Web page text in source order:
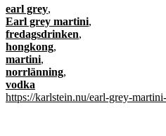
earl grey,
Earl grey martini,
fredagsdrinken,
hongkong,
martini,
norrlänning,
vodka
https://karlstein.nu/earl-grey-